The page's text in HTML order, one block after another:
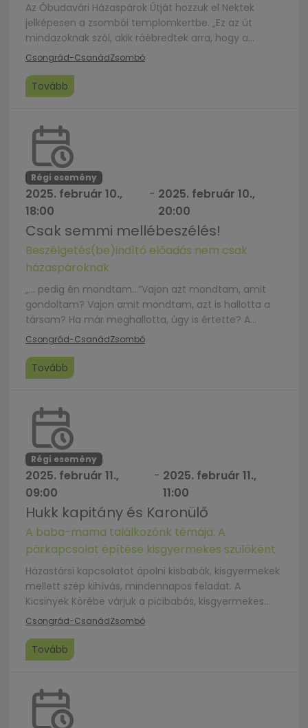
Az Óbudavári Házaspárok Útját hozzuk el Nektek
jelképesen a zsombói templomkertbe. „Ez az út
mindazoknak szól, akik ráébredtek arra, hogy a
házasságuk, a családi és személyes életük, a világgal
(…) A legígéretesebb, de a legnehezebb szakma az
élet. A házaspárok útja segítséget szeretne nyújtani,
Csongrád-CsanádZsombó
Tovább
Régi esemény
2025. február 10.,
18:00
- 2025. február 10.,
20:00
Csak semmi mellébeszélés!
Beszélgetés(be)indító előadás nem csak
házaspároknak
„… pedig én mondtam…”Vajon azt mondtam, amit
gondoltam? Vajon amit mondtam, azt is hallotta a
társam? Ha már meghallotta, úgy is értette? A
házasságban (is) számtalan lehetőségünk adódik
kommunikációs csatornáinkat, hogy szívünk-lelkünk
üzenete vagy a praktikus mindennapi információink
megelégedttségben és boldogságban élhessük
közös […]
Csongrád-CsanádZsombó
Tovább
Régi esemény
2025. február 11.,
09:00
- 2025. február 11.,
11:00
Hukk kapitány és Karonülő
A baba-mama találkozónk témája: A
párkapcsolat építése kisgyermekes szülőként
Házastársi kapcsolatot ápolni kisbabák, kisgyermekek
mellett szép kihívás, mindennapos feladat. A
Kicsinyek Körébe várjuk a picibabás, kisgyermekes
anyukákat egy kapcsolódást nyújtó beszélgetésre,
megoldásainkat arra a nem csak költői kérdésre:
Miként valósítható meg a hatékony és
kapitányaink és Karonülő csemetéink támogatása
mellett?
Csongrád-CsanádZsombó
Tovább